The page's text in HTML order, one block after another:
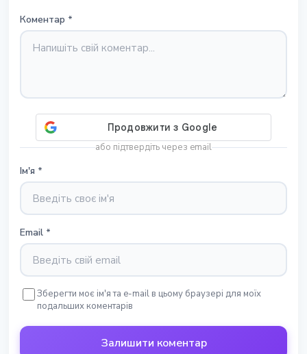
Коментар *
або підтвердіть через email
Ім'я *
Email *
Зберегти моє ім'я та e-mail в цьому браузері для моїх
подальших коментарів
Залишити коментар